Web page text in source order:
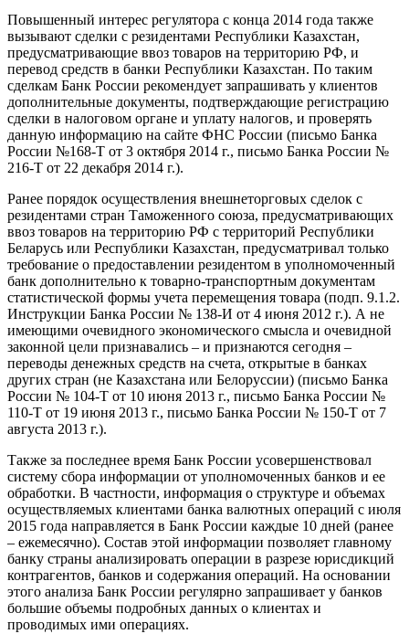
Повышенный интерес регулятора с конца 2014 года также
вызывают сделки с резидентами Республики Казахстан,
предусматривающие ввоз товаров на территорию РФ, и
перевод средств в банки Республики Казахстан. По таким
сделкам Банк России рекомендует запрашивать у клиентов
дополнительные документы, подтверждающие регистрацию
сделки в налоговом органе и уплату налогов, и проверять
данную информацию на сайте ФНС России (письмо Банка
России №168-Т от 3 октября 2014 г., письмо Банка России №
216-Т от 22 декабря 2014 г.).
Ранее порядок осуществления внешнеторговых сделок с
резидентами стран Таможенного союза, предусматривающих
ввоз товаров на территорию РФ с территорий Республики
Беларусь или Республики Казахстан, предусматривал только
требование о предоставлении резидентом в уполномоченный
банк дополнительно к товарно-транспортным документам
статистической формы учета перемещения товара (подп. 9.1.2.
Инструкции Банка России № 138-И от 4 июня 2012 г.). А не
имеющими очевидного экономического смысла и очевидной
законной цели признавались – и признаются сегодня –
переводы денежных средств на счета, открытые в банках
других стран (не Казахстана или Белоруссии) (письмо Банка
России № 104-Т от 10 июня 2013 г., письмо Банка России №
110-Т от 19 июня 2013 г., письмо Банка России № 150-Т от 7
августа 2013 г.).
Также за последнее время Банк России усовершенствовал
систему сбора информации от уполномоченных банков и ее
обработки. В частности, информация о структуре и объемах
осуществляемых клиентами банка валютных операций с июля
2015 года направляется в Банк России каждые 10 дней (ранее
– ежемесячно). Состав этой информации позволяет главному
банку страны анализировать операции в разрезе юрисдикций
контрагентов, банков и содержания операций. На основании
этого анализа Банк России регулярно запрашивает у банков
большие объемы подробных данных о клиентах и
проводимых ими операциях.